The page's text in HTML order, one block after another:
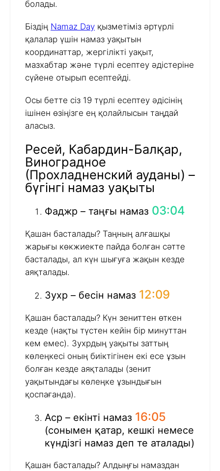
болады.
Біздің Namaz Day қызметіміз әртүрлі
қалалар үшін намаз уақытын
координаттар, жергілікті уақыт,
мазхабтар және түрлі есептеу әдістеріне
сүйене отырып есептейді.
Осы бетте сіз 19 түрлі есептеу әдісінің
ішінен өзіңізге ең қолайлысын таңдай
аласыз.
Ресей, Кабардин-Балқар,
Виноградное
(Прохладненский ауданы) –
бүгінгі намаз уақыты
Фаджр – таңғы намаз 03:04
Қашан басталады? Таңның алғашқы
жарығы көкжиекте пайда болған сәтте
басталады, ал күн шығуға жақын кезде
аяқталады.
Зухр – бесін намаз 12:09
Қашан басталады? Күн зениттен өткен
кезде (нақты түстен кейін бір минуттан
кем емес). Зухрдың уақыты заттың
көлеңкесі оның биіктігінен екі есе ұзын
болған кезде аяқталады (зенит
уақытындағы көлеңке ұзындығын
қоспағанда).
Аср – екінті намаз 16:05
(сонымен қатар, кешкі немесе
күндізгі намаз деп те аталады)
Қашан басталады? Алдыңғы намаздан